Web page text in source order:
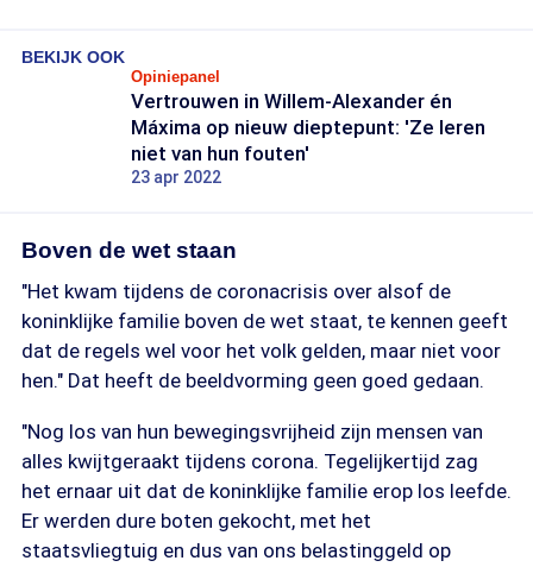
BEKIJK OOK
Opiniepanel
Vertrouwen in Willem-Alexander én
Máxima op nieuw dieptepunt: 'Ze leren
niet van hun fouten'
23 apr 2022
Boven de wet staan
"Het kwam tijdens de coronacrisis over alsof de
koninklijke familie boven de wet staat, te kennen geeft
dat de regels wel voor het volk gelden, maar niet voor
hen." Dat heeft de beeldvorming geen goed gedaan.
"Nog los van hun bewegingsvrijheid zijn mensen van
alles kwijtgeraakt tijdens corona. Tegelijkertijd zag
het ernaar uit dat de koninklijke familie erop los leefde.
Er werden dure boten gekocht, met het
staatsvliegtuig en dus van ons belastinggeld op